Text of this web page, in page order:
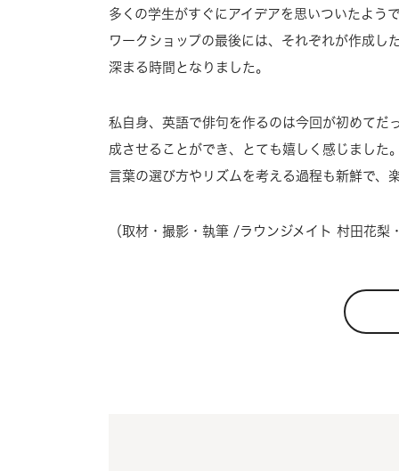
多くの学生がすぐにアイデアを思いついたよう
ワークショップの最後には、それぞれが作成し
深まる時間となりました。
私自身、英語で俳句を作るのは今回が初めてだ
成させることができ、とても嬉しく感じました
言葉の選び方やリズムを考える過程も新鮮で、
（取材・撮影・執筆 /ラウンジメイト 村田花梨